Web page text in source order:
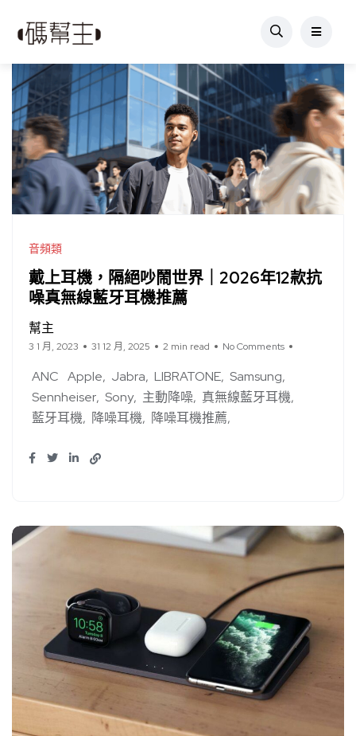
音頻類
戴上耳機，隔絕吵鬧世界｜2026年12款抗
噪真無線藍牙耳機推薦
幫主
3 1 月, 2023 31 12 月, 2025 2 min read No Comments
ANC Apple Jabra LIBRATONE Samsung
Sennheiser Sony 主動降噪 真無線藍牙耳機
藍牙耳機
降噪耳機 降噪耳機推薦